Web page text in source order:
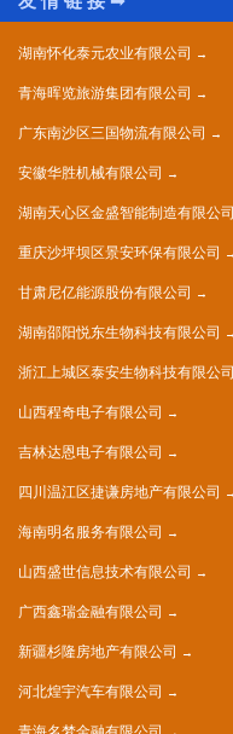
湖南怀化泰元农业有限公司
青海晖览旅游集团有限公司
广东南沙区三国物流有限公司
安徽华胜机械有限公司
湖南天心区金盛智能制造有限公司
重庆沙坪坝区景安环保有限公司
甘肃尼亿能源股份有限公司
湖南邵阳悦东生物科技有限公司
浙江上城区泰安生物科技有限公司
山西程奇电子有限公司
吉林达恩电子有限公司
四川温江区捷谦房地产有限公司
海南明名服务有限公司
山西盛世信息技术有限公司
广西鑫瑞金融有限公司
新疆杉隆房地产有限公司
河北煌宇汽车有限公司